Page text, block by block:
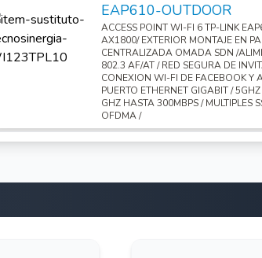
EAP610-OUTDOOR
ACCESS POINT WI-FI 6 TP-LINK
AX1800/ EXTERIOR MONTAJE EN
CENTRALIZADA OMADA SDN /
802.3 AF/AT / RED SEGURA DE
CONEXION WI-FI DE FACEBOOK Y
PUERTO ETHERNET GIGABIT /
GHZ HASTA 300MBPS / MULTIPLES
OFDMA /